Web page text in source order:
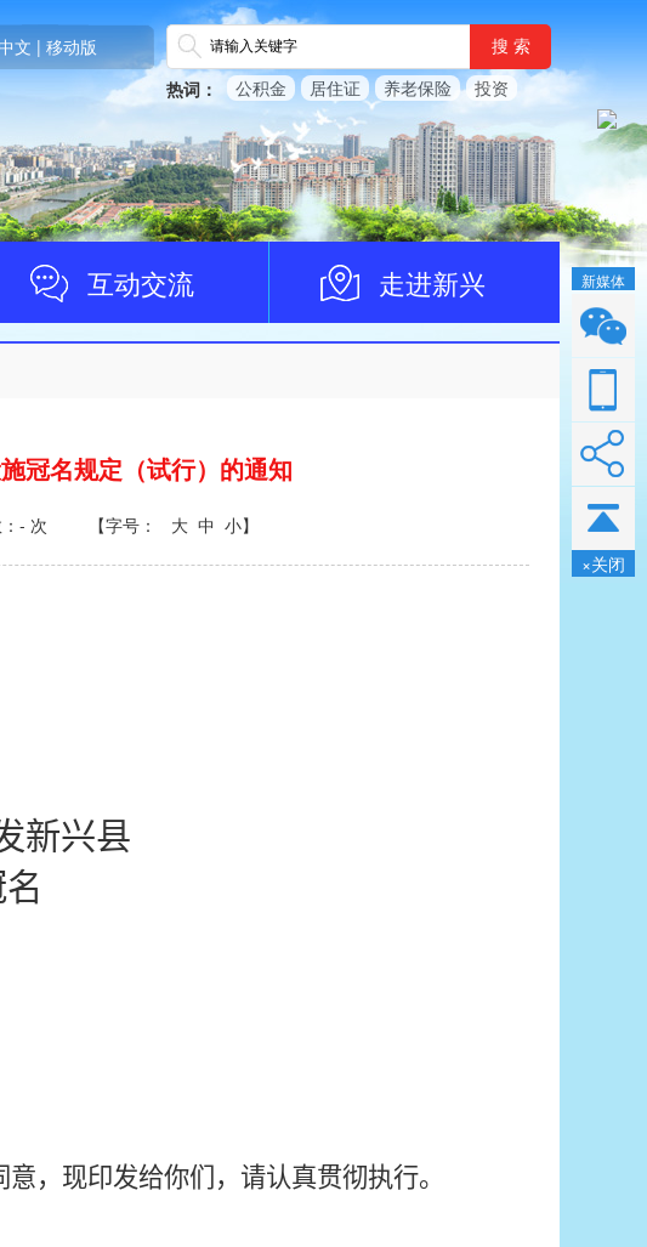
文 | 移动版 搜 索
热词： 公积金 居住证 养老保险 投资
互动交流 走进新兴
冠名规定（试行）的通知
- 次 【字号： 大 中 小】
新兴县
意，现印发给你们，请认真贯彻执行。
新媒体
×关闭